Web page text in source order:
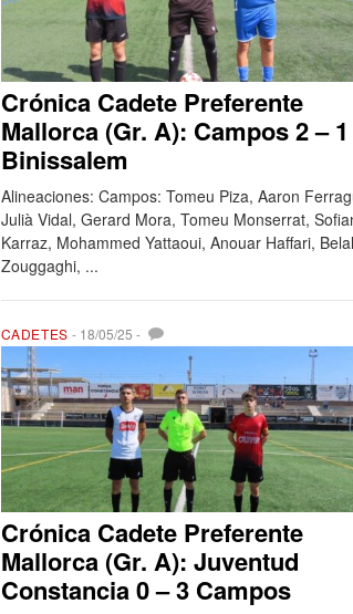
Crónica Cadete Preferente
Mallorca (Gr. A): Campos 2 – 1
Binissalem
Alineaciones: Campos: Tomeu Piza, Aaron
Julià Vidal, Gerard Mora, Tomeu Monserrat,
Karraz, Mohammed Yattaoui, Anouar Haffari, Belal
Zouggaghi, ...
CADETES - 18/05/25 -
Crónica Cadete Preferente
Mallorca (Gr. A): Juventud
Constancia 0 – 3 Campos